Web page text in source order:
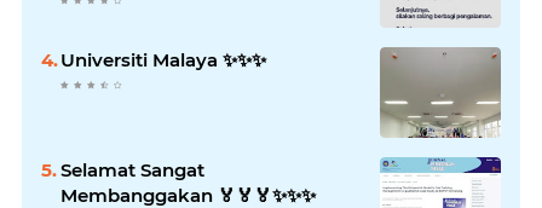
Universiti Malaya ✨️✨️✨️
Selamat Sangat
Membanggakan 🏅🏅🏅✨️✨️✨️